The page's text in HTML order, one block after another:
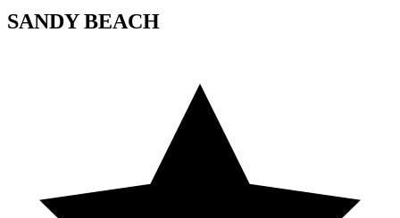
SANDY BEACH